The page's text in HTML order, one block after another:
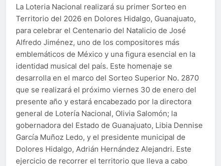
La Loteria Nacional realizará su primer Sorteo en
Territorio del 2026 en Dolores Hidalgo, Guanajuato,
para celebrar el Centenario del Natalicio de José
Alfredo Jiménez, uno de los compositores más
emblemáticos de México y una figura esencial en la
identidad musical del país. Este homenaje se
desarrolla en el marco del Sorteo Superior No. 2870
que se realizará el próximo viernes 30 de enero del
presente año y estará encabezado por la directora
general de Lotería Nacional, Olivia Salomón; la
gobernadora del Estado de Guanajuato, Libia Dennise
García Muñoz Ledo, y el presidente municipal de
Dolores Hidalgo, Adrián Hernández Alejandri. Este
ejercicio de recorrer el territorio que lleva a cabo